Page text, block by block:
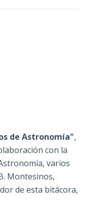
de Astronomía",
con la
varios
Montesinos,
de esta bitácora,